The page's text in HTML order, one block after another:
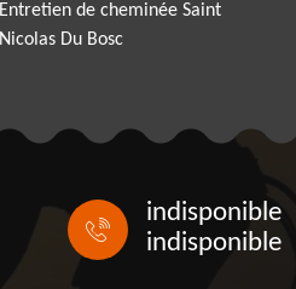
Entretien de cheminée Saint
Nicolas Du Bosc
indisponible
indisponible